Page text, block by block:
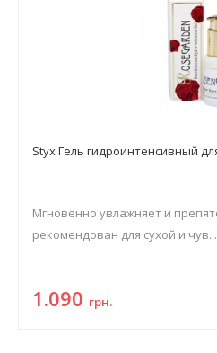
Styx Гель гидроинтенсивный
Мгновенно увлажняет и
рекомендован для сухой и чув...
1.090 грн.